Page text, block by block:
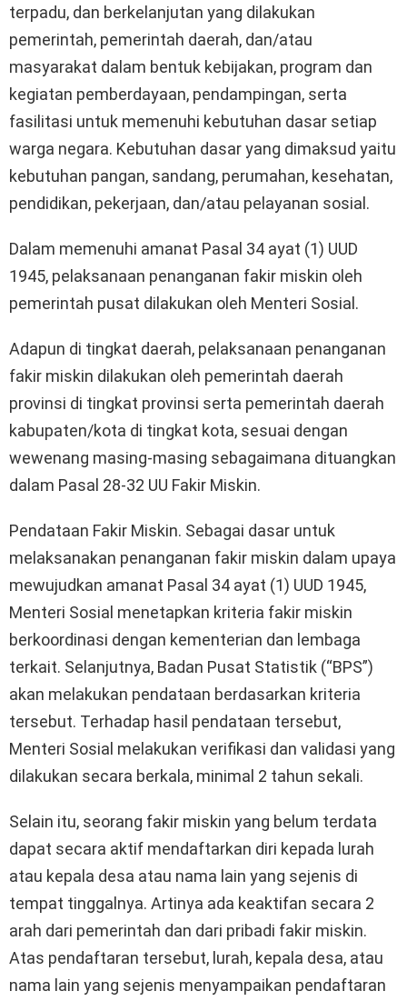
terpadu, dan berkelanjutan yang dilakukan
pemerintah, pemerintah daerah, dan/atau
masyarakat dalam bentuk kebijakan, program dan
kegiatan pemberdayaan, pendampingan, serta
fasilitasi untuk memenuhi kebutuhan dasar setiap
warga negara. Kebutuhan dasar yang dimaksud yaitu
kebutuhan pangan, sandang, perumahan, kesehatan,
pendidikan, pekerjaan, dan/atau pelayanan sosial.
Dalam memenuhi amanat Pasal 34 ayat (1) UUD
1945, pelaksanaan penanganan fakir miskin oleh
pemerintah pusat dilakukan oleh Menteri Sosial.
Adapun di tingkat daerah, pelaksanaan penanganan
fakir miskin dilakukan oleh pemerintah daerah
provinsi di tingkat provinsi serta pemerintah daerah
kabupaten/kota di tingkat kota, sesuai dengan
wewenang masing-masing sebagaimana dituangkan
dalam Pasal 28-32 UU Fakir Miskin.
Pendataan Fakir Miskin. Sebagai dasar untuk
melaksanakan penanganan fakir miskin dalam upaya
mewujudkan amanat Pasal 34 ayat (1) UUD 1945,
Menteri Sosial menetapkan kriteria fakir miskin
berkoordinasi dengan kementerian dan lembaga
terkait. Selanjutnya, Badan Pusat Statistik (“BPS”)
akan melakukan pendataan berdasarkan kriteria
tersebut. Terhadap hasil pendataan tersebut,
Menteri Sosial melakukan verifikasi dan validasi yang
dilakukan secara berkala, minimal 2 tahun sekali.
Selain itu, seorang fakir miskin yang belum terdata
dapat secara aktif mendaftarkan diri kepada lurah
atau kepala desa atau nama lain yang sejenis di
tempat tinggalnya. Artinya ada keaktifan secara 2
arah dari pemerintah dan dari pribadi fakir miskin.
Atas pendaftaran tersebut, lurah, kepala desa, atau
nama lain yang sejenis menyampaikan pendaftaran